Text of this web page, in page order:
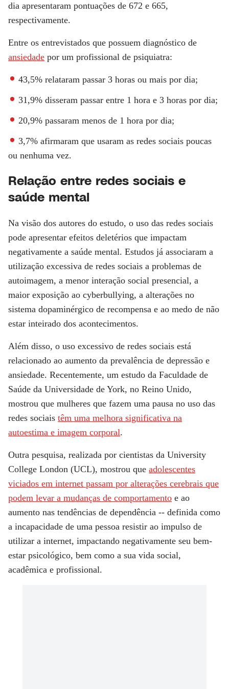
dia apresentaram pontuações de 672 e 665,
respectivamente.
Entre os entrevistados que possuem diagnóstico de
ansiedade por um profissional de psiquiatra:
43,5% relataram passar 3 horas ou mais por dia;
31,9% disseram passar entre 1 hora e 3 horas por dia;
20,9% passaram menos de 1 hora por dia;
3,7% afirmaram que usaram as redes sociais poucas
ou nenhuma vez.
Relação entre redes sociais e
saúde mental
Na visão dos autores do estudo, o uso das redes sociais
pode apresentar efeitos deletérios que impactam
negativamente a saúde mental. Estudos já associaram a
utilização excessiva de redes sociais a problemas de
autoimagem, a menor interação social presencial, a
maior exposição ao cyberbullying, a alterações no
sistema dopaminérgico de recompensa e ao medo de não
estar inteirado dos acontecimentos.
Além disso, o uso excessivo de redes sociais está
relacionado ao aumento da prevalência de depressão e
ansiedade. Recentemente, um estudo da Faculdade de
Saúde da Universidade de York, no Reino Unido,
mostrou que mulheres que fazem uma pausa no uso das
redes sociais têm uma melhora significativa na
autoestima e imagem corporal.
Outra pesquisa, realizada por cientistas da University
College London (UCL), mostrou que adolescentes
viciados em internet passam por alterações cerebrais que
podem levar a mudanças de comportamento e ao
aumento nas tendências de dependência -- definida como
a incapacidade de uma pessoa resistir ao impulso de
utilizar a internet, impactando negativamente seu bem-
estar psicológico, bem como a sua vida social,
acadêmica e profissional.